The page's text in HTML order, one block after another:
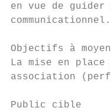
en vue de
communicationnel.
Objectifs à
La mise en
association
Public